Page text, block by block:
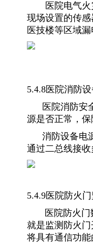
医院电气火灾
现场设置的传
医技楼等区域
5.4.8医院消防
医院消防安全
源是否正常，
消防设备电源
通过二总线接
5.4.9医院防火
医院防火门数
就是监测防火
将具有通信功